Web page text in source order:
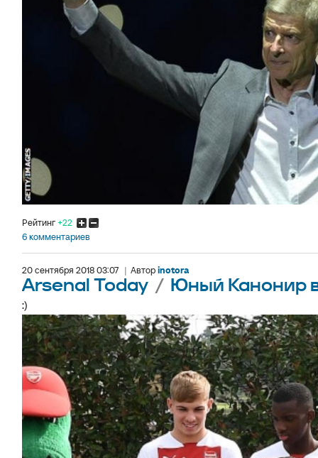
Рейтинг+22
6 комментариев
20 сентября 2018 03:07 | Авторinotora
Arsenal Today / Юный Канонир
:)